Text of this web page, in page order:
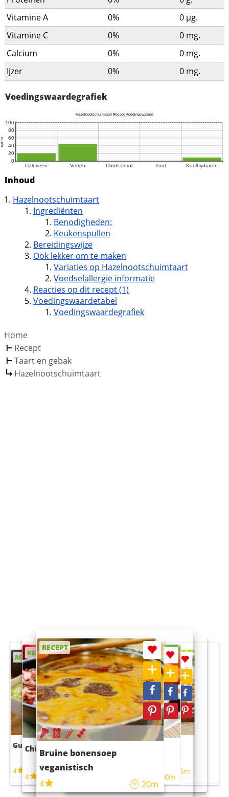
Vitamine A
0% 0 µg.
Vitamine C
0% 0 mg.
Calcium
0% 0 mg.
Ijzer
0% 0 mg.
Voedingswaardegrafiek
Inhoud
Hazelnootschuimtaart
Ingrediënten
Benodigheden:
Keukenspullen
Bereidingswijze
Ook lekker om te maken
Variaties op Hazelnootschuimtaart
Voedselallergie informatie
Reacties op dit recept (1)
Voedingswaardetabel
Voedingswaardegrafiek
Home
Recept
Taart en gebak
Hazelnootschuimtaart
RECEPT
Guacamole
4
RECEPT
Chili con carne
4 45m
RECEPT
Bruine bonensoep
veganistisch
4
20m
RECEPT
Sushi rijstsalade
maaltijdsalade
40m
RECEPT
4 55m